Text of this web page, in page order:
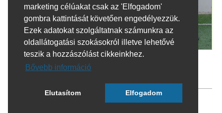
marketing célúakat csak az 'Elfogadom'
gombra kattintását követően engedélyezzük.
Ezek adatokat szolgáltatnak számunkra az
oldallátogatási szokásokról illetve lehetővé
teszik a hozzászólást cikkeinkhez.
Bővebb információ
Elutasítom Elfogadom